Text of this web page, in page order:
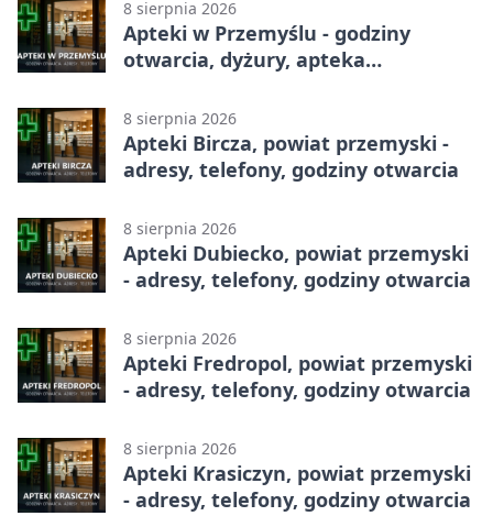
8 sierpnia 2026
Apteki w Przemyślu - godziny
otwarcia, dyżury, apteka
8 sierpnia 2026
Apteki Bircza, powiat przemyski -
adresy, telefony, godziny otwarcia
8 sierpnia 2026
Apteki Dubiecko, powiat przemyski
- adresy, telefony, godziny otwarcia
8 sierpnia 2026
Apteki Fredropol, powiat przemyski
- adresy, telefony, godziny otwarcia
8 sierpnia 2026
Apteki Krasiczyn, powiat przemyski
- adresy, telefony, godziny otwarcia